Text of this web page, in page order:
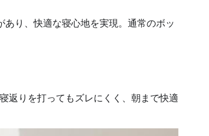
り、快適な寝心地を実現。通常のボッ
返りを打ってもズレにくく、朝まで快適